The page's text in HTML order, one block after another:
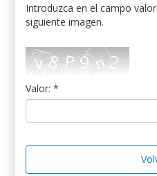
Introduzca en el campo
siguiente imagen.
Valor: *